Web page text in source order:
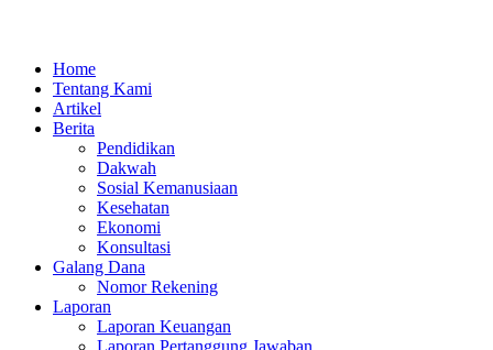
Home
Tentang Kami
Artikel
Berita
Pendidikan
Dakwah
Sosial Kemanusiaan
Kesehatan
Ekonomi
Konsultasi
Galang Dana
Nomor Rekening
Laporan
Laporan Keuangan
Laporan Pertanggung Jawaban